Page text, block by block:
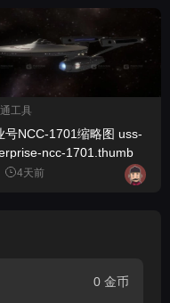
工具
号NCC-1701缩略图 uss-
ncc-1701.thumb
4天前
0 金币